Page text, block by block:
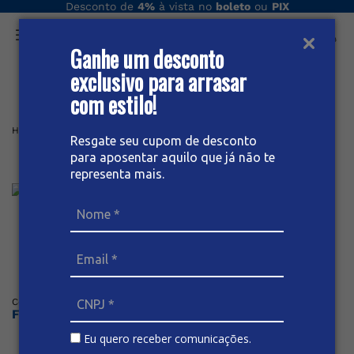
Ganhe um desconto
exclusivo para arrasar
com estilo!
Resgate seu cupom de desconto
para aposentar aquilo que já não te
representa mais.
Eu quero receber comunicações.
Desconto de 4%à vista no boletoou PIX
O que você procura hoje?
Home
Jaqueta Jeans Feminina
Posicione o mouse sob a imagem para dar zoom
Código
Faça o login ou cadastre-se para ver os preços